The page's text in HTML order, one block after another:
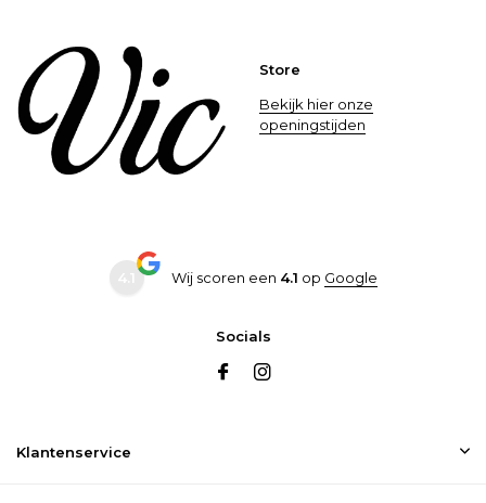
Store
Bekijk hier onze
openingstijden
Wij scoren een 4.1 op Google
Socials
Klantenservice